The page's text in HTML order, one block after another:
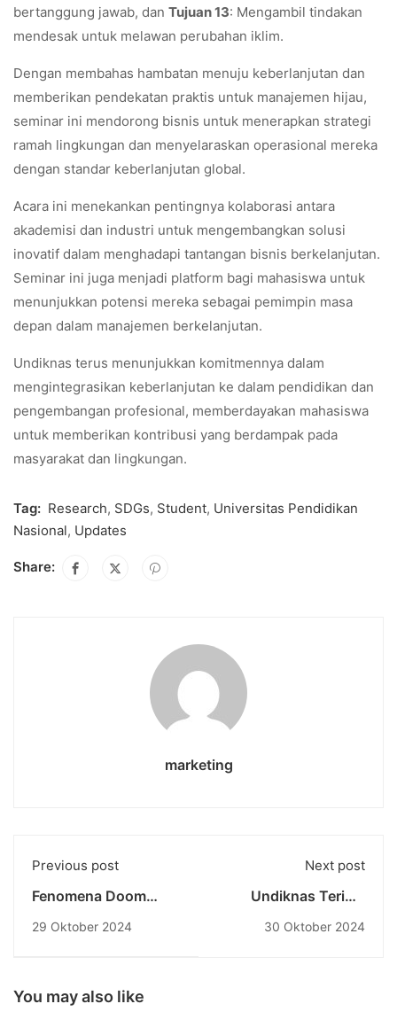
bertanggung jawab, dan Tujuan 13: Mengambil tindakan
mendesak untuk melawan perubahan iklim.
Dengan membahas hambatan menuju keberlanjutan dan
memberikan pendekatan praktis untuk manajemen hijau,
seminar ini mendorong bisnis untuk menerapkan strategi
ramah lingkungan dan menyelaraskan operasional mereka
dengan standar keberlanjutan global.
Acara ini menekankan pentingnya kolaborasi antara
akademisi dan industri untuk mengembangkan solusi
inovatif dalam menghadapi tantangan bisnis berkelanjutan.
Seminar ini juga menjadi platform bagi mahasiswa untuk
menunjukkan potensi mereka sebagai pemimpin masa
depan dalam manajemen berkelanjutan.
Undiknas terus menunjukkan komitmennya dalam
mengintegrasikan keberlanjutan ke dalam pendidikan dan
pengembangan profesional, memberdayakan mahasiswa
untuk memberikan kontribusi yang berdampak pada
masyarakat dan lingkungan.
Tag: Research, SDGs, Student, Universitas Pendidikan
Nasional, Updates
Share:
marketing
Previous post
Fenomena Doom
Dampaknya terhadap
29 Oktober 2024
Next post
Undiknas Terima
Benchmarking dari
30 Oktober 2024
You may also like